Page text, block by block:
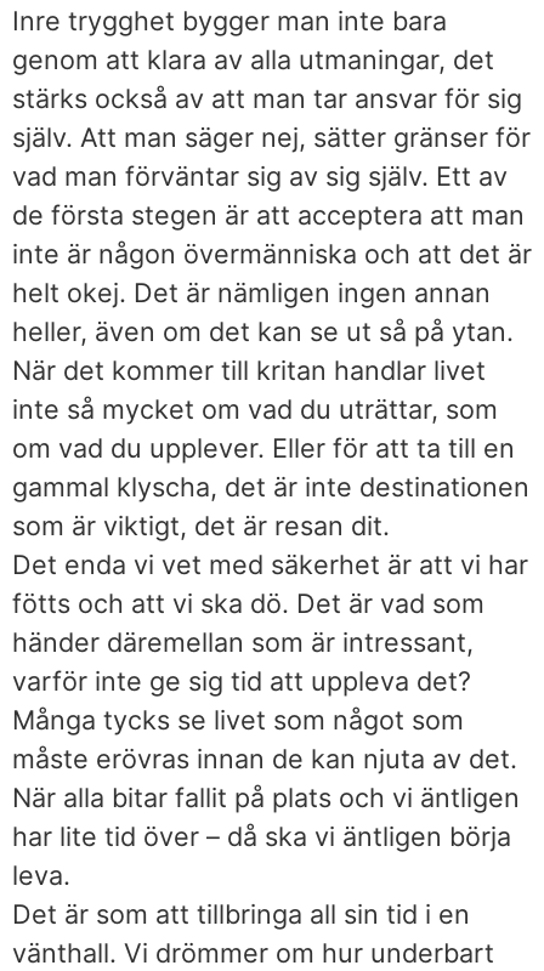
Inre trygghet bygger man inte bara
genom att klara av alla utmaningar, det
stärks också av att man tar ansvar för sig
själv. Att man säger nej, sätter gränser för
vad man förväntar sig av sig själv. Ett av
de första stegen är att acceptera att man
inte är någon övermänniska och att det är
helt okej. Det är nämligen ingen annan
heller, även om det kan se ut så på ytan.
När det kommer till kritan handlar livet
inte så mycket om vad du uträttar, som
om vad du upplever. Eller för att ta till en
gammal klyscha, det är inte destinationen
som är viktigt, det är resan dit.
Det enda vi vet med säkerhet är att vi har
fötts och att vi ska dö. Det är vad som
händer däremellan som är intressant,
varför inte ge sig tid att uppleva det?
Många tycks se livet som något som
måste erövras innan de kan njuta av det.
När alla bitar fallit på plats och vi äntligen
har lite tid över – då ska vi äntligen börja
leva.
Det är som att tillbringa all sin tid i en
vänthall. Vi drömmer om hur underbart